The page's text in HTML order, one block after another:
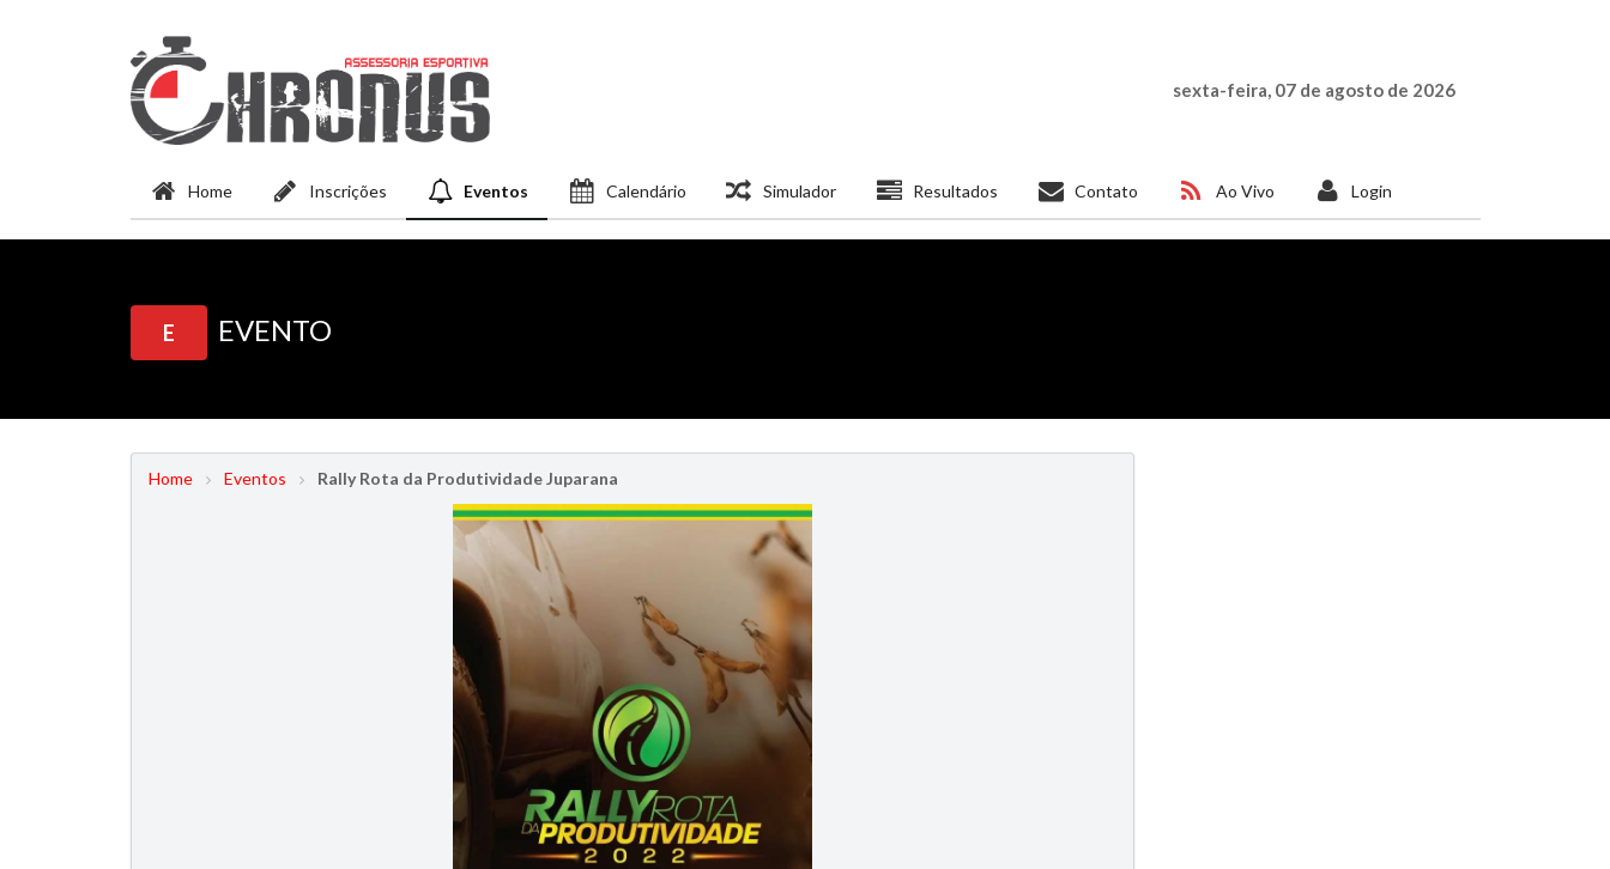
sexta-feira, 07 de agosto de 2026
Home Inscrições Eventos Calendário Simulador Resultados Contato Ao Vivo Login
E EVENTO
Home Eventos Rally Rota da Produtividade Juparana